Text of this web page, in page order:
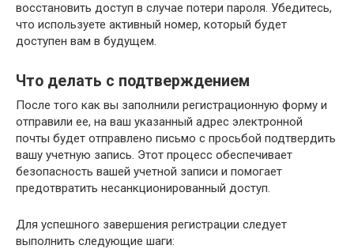
восстановить доступ в случае потери пароля. Убедитесь,
что используете активный номер, который будет
доступен вам в будущем.
Что делать с подтверждением
После того как вы заполнили регистрационную форму и
отправили ее, на ваш указанный адрес электронной
почты будет отправлено письмо с просьбой подтвердить
вашу учетную запись. Этот процесс обеспечивает
безопасность вашей учетной записи и помогает
предотвратить несанкционированный доступ.
Для успешного завершения регистрации следует
выполнить следующие шаги: